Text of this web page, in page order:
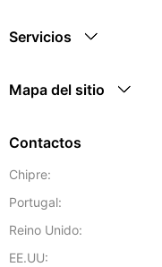
Servicios
Mapa del sitio
Contactos
Chipre:
Portugal:
Reino Unido:
EE.UU: